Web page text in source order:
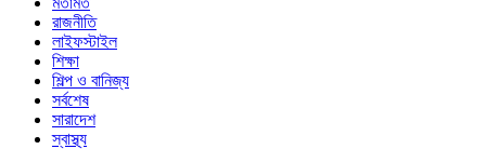
রাজনীতি
লাইফস্টাইল
শিক্ষা
শিল্প ও বানিজ্য
সর্বশেষ
সারাদেশ
স্বাস্থ্য